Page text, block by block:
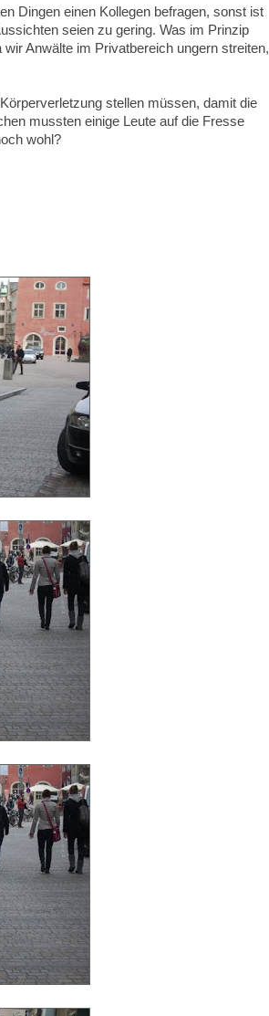
Dingen einen Kollegen befragen, sonst ist
seien zu gering. Was im Prinzip
Anwälte im Privatbereich ungern streiten,
stellen müssen, damit die
mussten einige Leute auf die Fresse
wohl?